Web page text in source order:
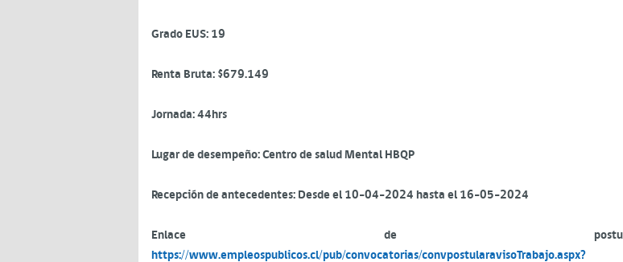
Grado EUS: 19
Renta Bruta: $679.149
Jornada: 44hrs
Lugar de desempeño: Centro de salud Mental HBQP
Recepción de antecedentes: Desde el 10-04-2024 hasta el 16-05-2024
Enlace de
https://www.empleospublicos.cl/pub/convocatorias/convpostularavisoTrabajo.aspx?